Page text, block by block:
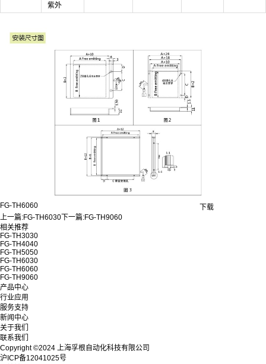
紫外
FG-TH6060
下载
上一篇:FG-TH6030下一篇:FG-TH9060
相关推荐
FG-TH3030
FG-TH4040
FG-TH5050
FG-TH6030
FG-TH6060
FG-TH9060
产品中心
行业应用
服务支持
新闻中心
关于我们
联系我们
Copyright ©2024 上海孚根自动化科技有限公司
沪ICP备12041025号